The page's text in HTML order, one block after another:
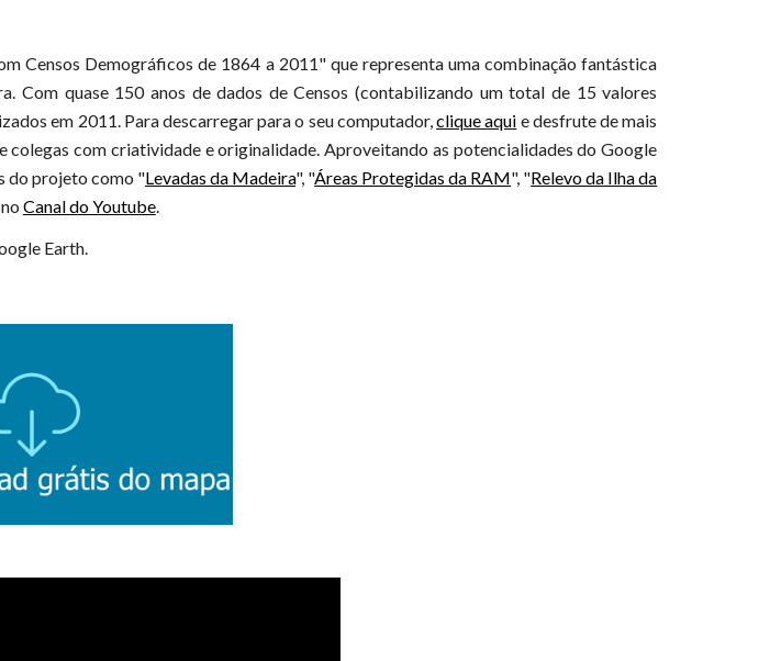
Censos Demográficos de 1864 a 2011"que representa uma combinação fantástica
Com quase 150 anos de dados de Censos (contabilizando um total de 15 valores
em 2011. Para descarregarpara o seu computador,cliqueaqui e desfrutede mais
colegas com criatividade e originalidade. Aproveitando as potencialidades do Google
do projeto como "Levadas da Madeira", "Áreas Protegidas da RAM", "Relevo da Ilha da
Canal do Youtube.
Earth.